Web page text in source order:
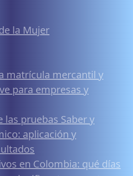
la Mujer
matrícula mercantil y
para empresas y
las pruebas Saber y
aplicación y
en Colombia: qué días